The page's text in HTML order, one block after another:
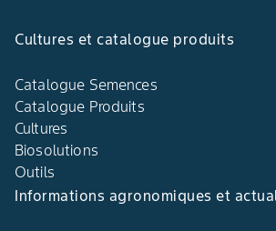
Cultures et catalogue produits
Catalogue Semences
Catalogue Produits
Cultures
Biosolutions
Outils
Informations agronomiques et